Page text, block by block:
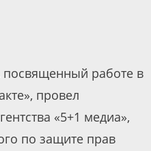
посвященный работе в
провел
«5+1 медиа»,
по защите прав